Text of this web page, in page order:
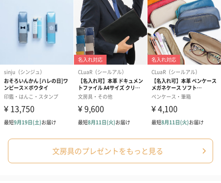
お届けボックスオプション
配送用のダンボールを装飾いたします。お相手のご住所に直接お
送りする際に人気のオプションです。お相手に直接手渡しする場
合は、紙袋との併用もおすすめです。
ダンボール装飾（ひま
わり）（720円）
ーリップ）（720円）
ダンボール装
イトピンク×
ト）（580円）
文房具のプレゼントをもっと見る